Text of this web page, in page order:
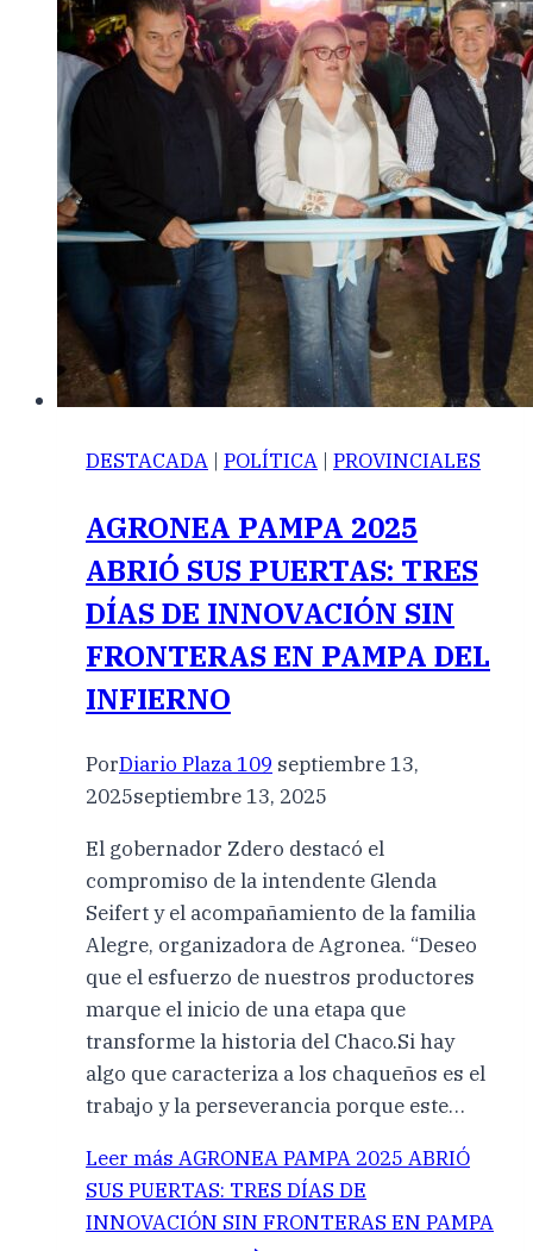
DESTACADA | POLÍTICA | PROVINCIALES
AGRONEA PAMPA 2025
ABRIÓ SUS PUERTAS: TRES
DÍAS DE INNOVACIÓN SIN
FRONTERAS EN PAMPA DEL
INFIERNO
PorDiario Plaza 109 septiembre 13,
2025septiembre 13, 2025
El gobernador Zdero destacó el
compromiso de la intendente Glenda
Seifert y el acompañamiento de la familia
Alegre, organizadora de Agronea. “Deseo
que el esfuerzo de nuestros productores
marque el inicio de una etapa que
transforme la historia del Chaco.Si hay
algo que caracteriza a los chaqueños es el
trabajo y la perseverancia porque este…
Leer más AGRONEA PAMPA 2025 ABRIÓ
SUS PUERTAS: TRES DÍAS DE
INNOVACIÓN SIN FRONTERAS EN PAMPA